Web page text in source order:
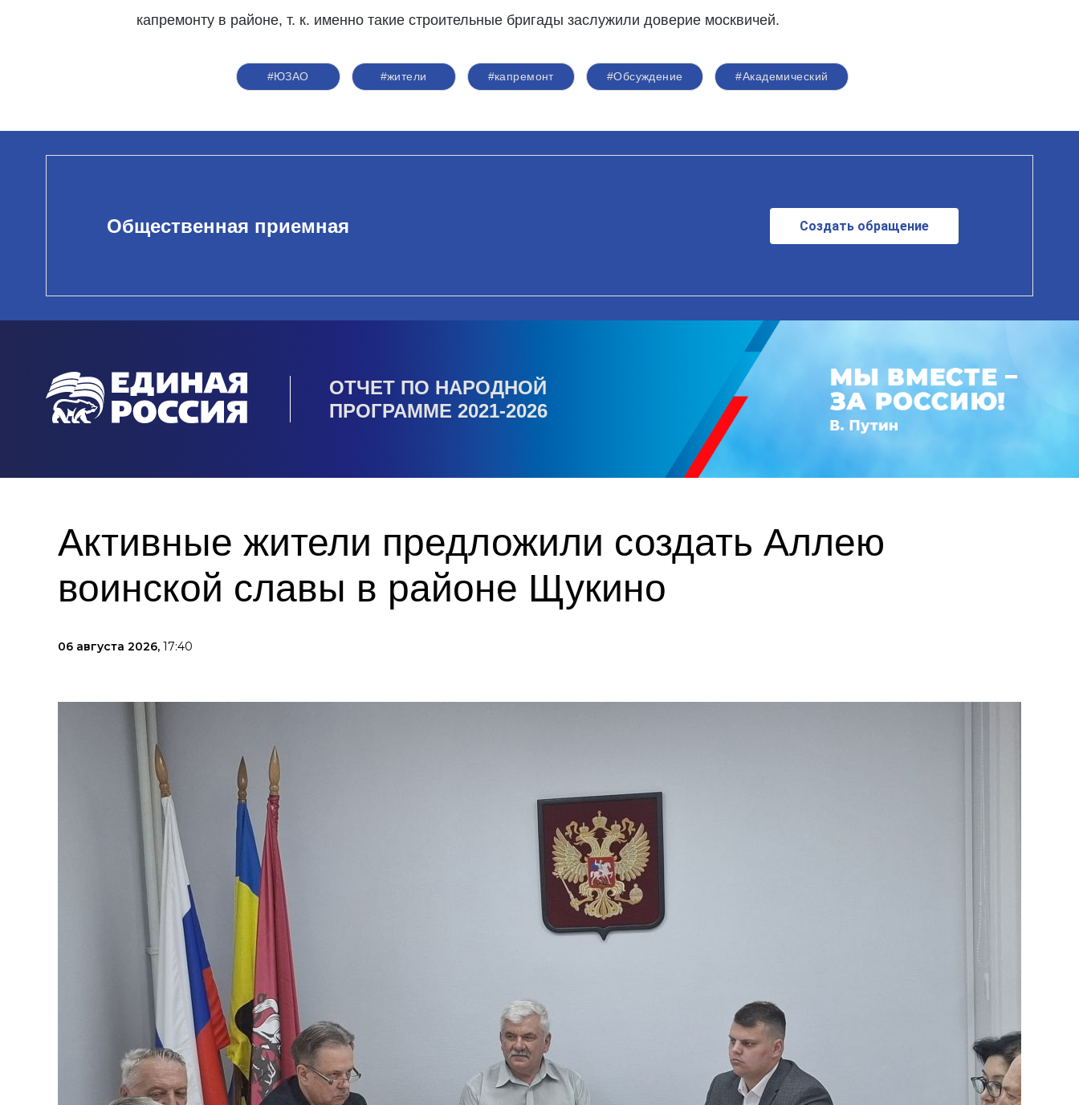
капремонту в районе, т. к. именно такие строительные бригады заслужили доверие москвичей.
#ЮЗАО #жители #капремонт #Обсуждение #Академический
Общественная приемная Создать обращение
ОТЧЕТ ПО НАРОДНОЙ
ПРОГРАММЕ 2021-2026
Активные жители предложили создать Аллею
воинской славы в районе Щукино
06 августа 2026, 17:40